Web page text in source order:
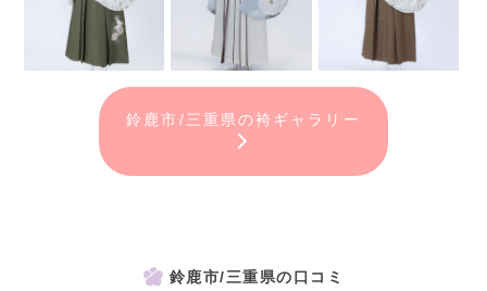
鈴鹿市/三重県の袴ギャラリー
鈴鹿市/三重県の口コミ